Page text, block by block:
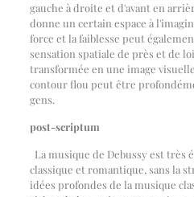
gauche à droite et d'avant en
donne un certain espace à
force et la faiblesse peut
sensation spatiale de près et de
transformée en une image
contour flou peut être
gens.
post-scriptum
La musique de Debussy est très
classique et romantique, sans la
idées profondes de la musique